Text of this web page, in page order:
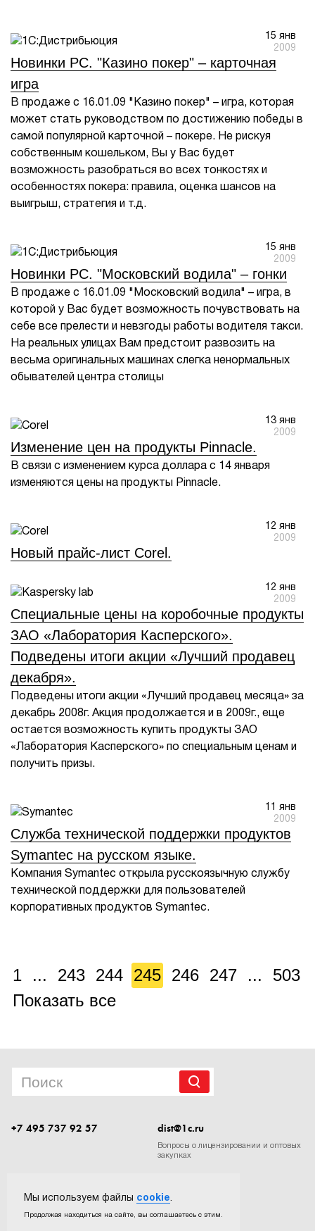
15 янв
2009
Новинки PC. "Казино покер" – карточная
игра
В продаже с 16.01.09 "Казино покер" – игра, которая
может стать руководством по достижению победы в
самой популярной карточной – покере. Не рискуя
собственным кошельком, Вы у Вас будет
возможность разобраться во всех тонкостях и
особенностях покера: правила, оценка шансов на
выигрыш, стратегия и т.д.
15 янв
2009
Новинки PC. "Московский водила" – гонки
В продаже с 16.01.09 "Московский водила" – игра, в
которой у Вас будет возможность почувствовать на
себе все прелести и невзгоды работы водителя такси.
На реальных улицах Вам предстоит развозить на
весьма оригинальных машинах слегка ненормальных
обывателей центра столицы
13 янв
2009
Изменение цен на продукты Pinnacle.
В связи с изменением курса доллара с 14 января
изменяются цены на продукты Pinnacle.
12 янв
2009
Новый прайс-лист Corel.
12 янв
2009
Специальные цены на коробочные продукты
ЗАО «Лаборатория Касперского».
Подведены итоги акции «Лучший продавец
декабря».
Подведены итоги акции «Лучший продавец месяца» за
декабрь 2008г. Акция продолжается и в 2009г., еще
остается возможность купить продукты ЗАО
«Лаборатория Касперского» по специальным ценам и
получить призы.
11 янв
2009
Служба технической поддержки продуктов
Symantec на русском языке.
Компания Symantec открыла русскоязычную службу
технической поддержки для пользователей
корпоративных продуктов Symantec.
1 ... 243 244 245 246 247 ...
503
Показать все
+7 495 737 92 57 dist@1c.ru
Вопросы о лицензировании и оптовых
закупках
Мы используем файлы cookie.
Продолжая находиться на сайте, вы соглашаетесь с этим.